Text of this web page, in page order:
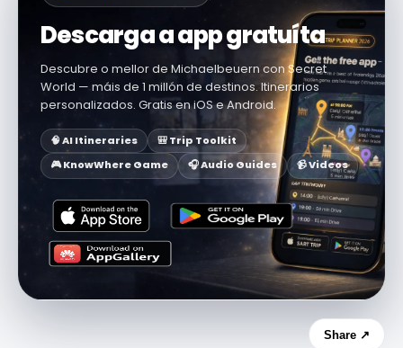
Descarga a app gratuíta
Descubre o mellor de Michaelbeuern con Secret
World — máis de 1 millón de destinos. Itinerarios
personalizados. Gratis en iOS e Android.
🧠 AI Itineraries
🎒 Trip Toolkit
🎮 KnowWhere Game
🎧 Audio Guides 📹 Videos
Share ↗